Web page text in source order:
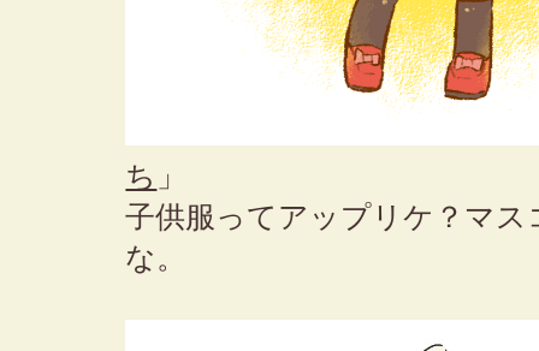
ち 」
子供服ってアップリケ？マ
な。